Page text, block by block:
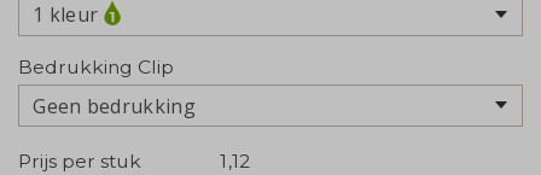
1 kleur
Bedrukking Clip
Geen bedrukking
Prijs per stuk
1,12